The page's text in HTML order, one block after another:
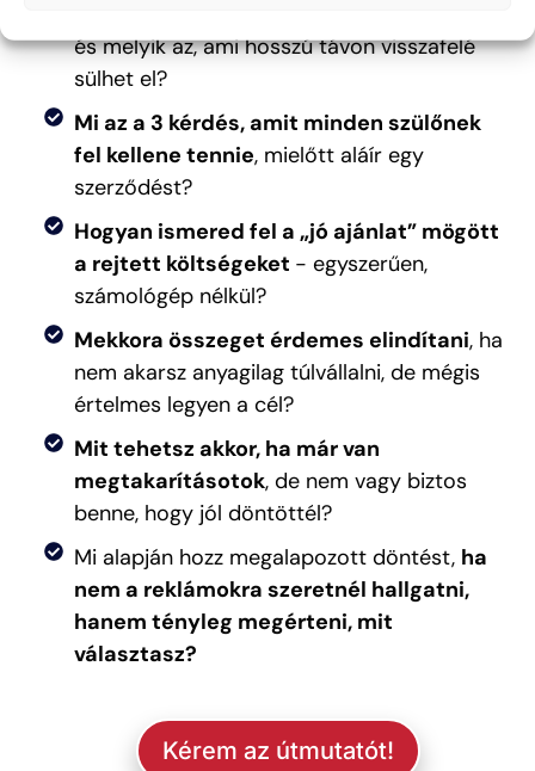
és melyik az, ami hosszú távon visszafelé
sülhet el?
Mi az a 3 kérdés, amit minden szülőnek
fel kellene tennie, mielőtt aláír egy
szerződést?
Hogyan ismered fel a „jó ajánlat” mögött
a rejtett költségeket - egyszerűen,
számológép nélkül?
Mekkora összeget érdemes elindítani, ha
nem akarsz anyagilag túlvállalni, de mégis
értelmes legyen a cél?
Mit tehetsz akkor, ha már van
megtakarításotok, de nem vagy biztos
benne, hogy jól döntöttél?
Mi alapján hozz megalapozott döntést, ha
nem a reklámokra szeretnél hallgatni,
hanem tényleg megérteni, mit
választasz?
Kérem az útmutatót!